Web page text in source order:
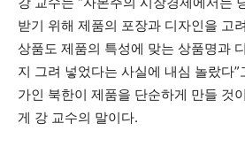
받기 위해 제품의 포장과 디자인을 고
상품도 제품의 특성에 맞는 상품명과
지 그려 넣었다는 사실에 내심 놀랐다
가인 북한이 제품을 단순하게 만들 것
게 강 교수의 말이다.